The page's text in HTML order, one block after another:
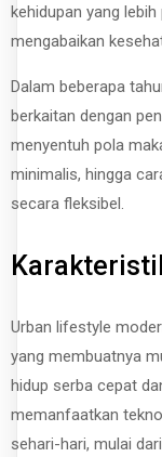
kehidupan yang
mengabaikan
Dalam beberapa
berkaitan dengan
menyentuh pola
minimalis, hingga
secara fleksibel.
Urban lifestyle
yang membuatnya
hidup serba cepat
memanfaatkan
sehari-hari, mulai